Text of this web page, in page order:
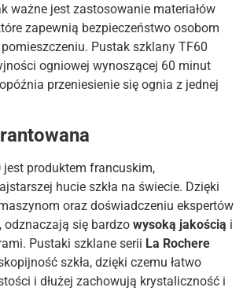
ważne jest zastosowanie materiałów
zapewnią bezpieczeństwo osobom
Pustak szklany TF60
ogniowej wynoszącej 60 minut
przeniesienie się ognia z jednej
jest produktem francuskim,
hucie szkła na świecie. Dzięki
oraz doświadczeniu ekspertów
odznaczają się bardzo wysoką jakością i
Pustaki szklane serii La Rochere
szkła, dzięki czemu łatwo
i dłużej zachowują krystaliczność i